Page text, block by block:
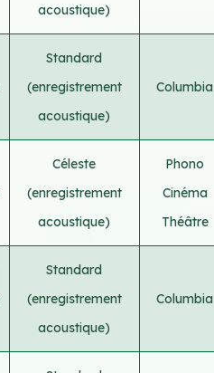
acoustique)
Standard
(enregistrement
acoustique)
Columbia
Céleste
(enregistrement
acoustique)
Phono
Cinéma
Théâtre
Standard
(enregistrement
acoustique)
Columbia